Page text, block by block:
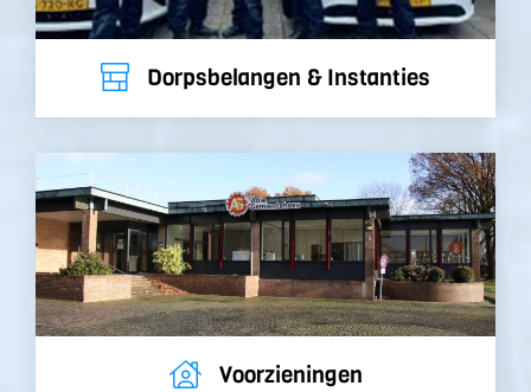
Dorpsbelangen & Instanties
Voorzieningen